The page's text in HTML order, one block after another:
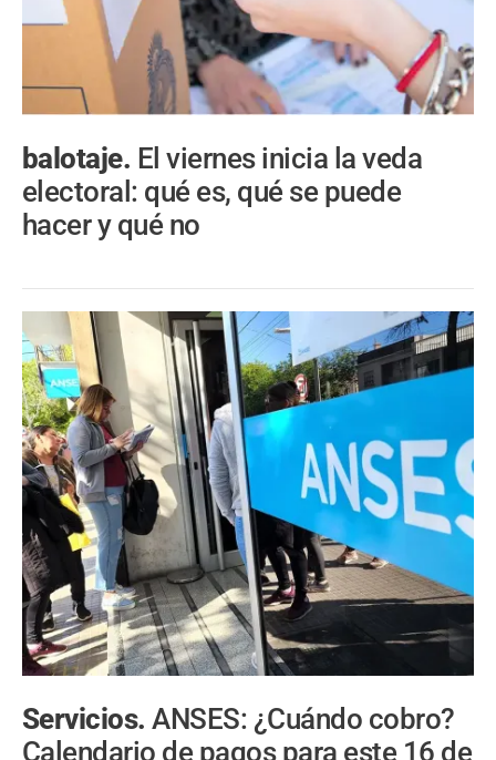
balotaje. El viernes inicia la veda
electoral: qué es, qué se puede
hacer y qué no
Servicios.ANSES: ¿Cuándo cobro?
Calendario de pagos para este 16 de